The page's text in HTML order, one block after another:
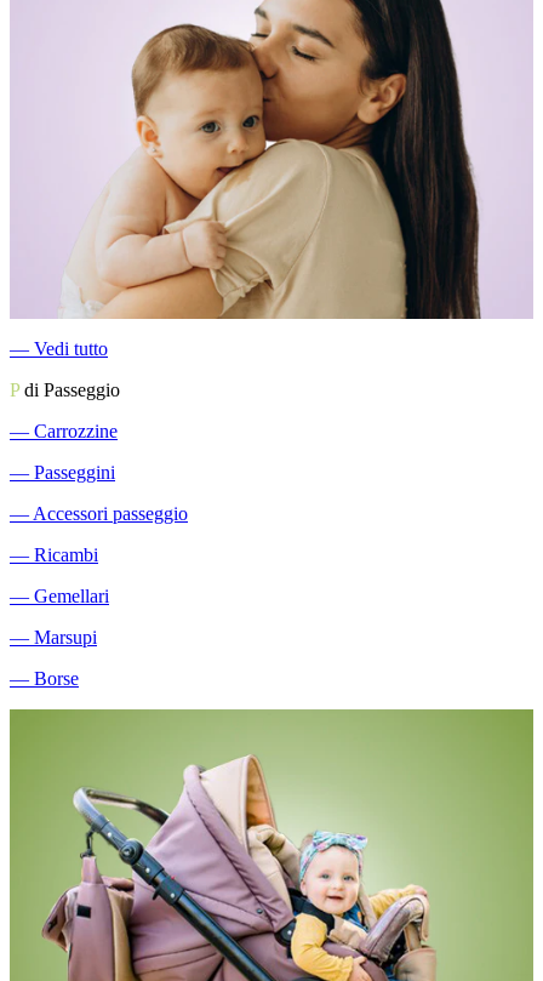
― Vedi tutto
Pdi Passeggio
― Carrozzine
― Passeggini
― Accessori passeggio
― Ricambi
― Gemellari
― Marsupi
― Borse